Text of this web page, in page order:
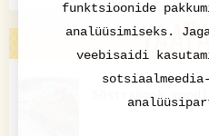
Sõstrakook
funktsioonide
analüüsimiseks.
veebisaidi